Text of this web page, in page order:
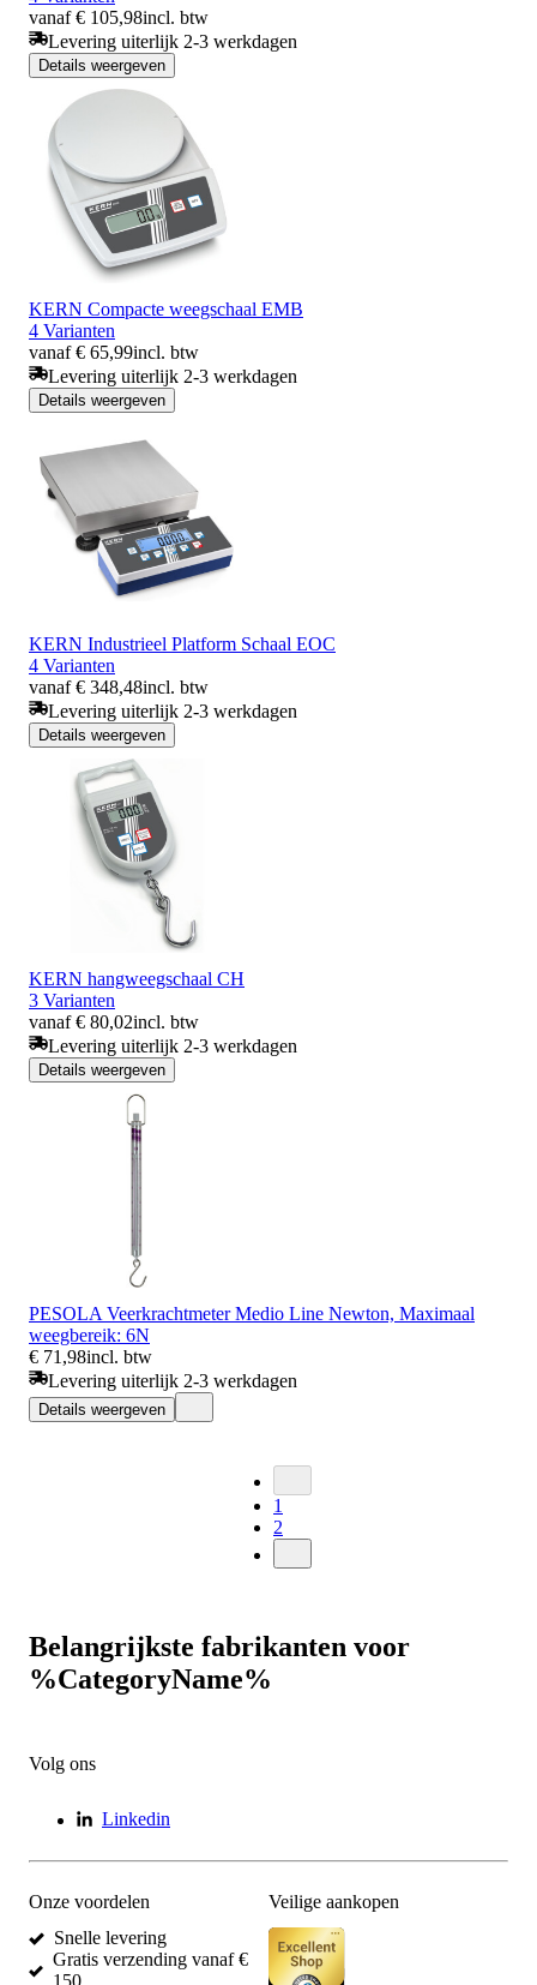
vanaf € 105,98incl. btw
Levering uiterlijk 2-3 werkdagen
Details weergeven
KERN Compacte weegschaal EMB
4 Varianten
vanaf € 65,99incl. btw
Levering uiterlijk 2-3 werkdagen
Details weergeven
KERN Industrieel Platform Schaal EOC
4 Varianten
vanaf € 348,48incl. btw
Levering uiterlijk 2-3 werkdagen
Details weergeven
KERN hangweegschaal CH
3 Varianten
vanaf € 80,02incl. btw
Levering uiterlijk 2-3 werkdagen
Details weergeven
PESOLA Veerkrachtmeter Medio Line Newton, Maximaal
weegbereik: 6N
€ 71,98incl. btw
Levering uiterlijk 2-3 werkdagen
Details weergeven
1
2
Belangrijkste fabrikanten voor
%CategoryName%
Volg ons
Linkedin
Onze voordelen
Snelle levering
Gratis verzending vanaf €
Veilige aankopen